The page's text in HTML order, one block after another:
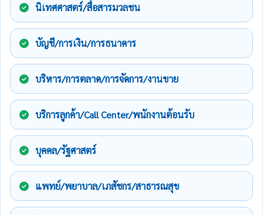
นิเทศศาสตร์/สื่อสารมวลชน
บัญชี/การเงิน/การธนาคาร
บริหาร/การตลาด/การจัดการ/งานขาย
บริการลูกค้า/Call Center/พนักงานต้อนรับ
บุคคล/รัฐศาสตร์
แพทย์/พยาบาล/เภสัชกร/สาธารณสุข